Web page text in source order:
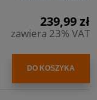
239,99 zł
zawiera 23% VAT
DO KOSZYKA